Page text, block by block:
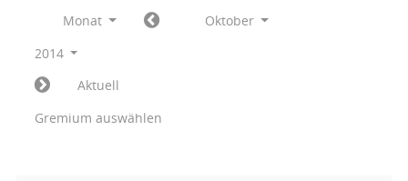
Monat
Oktober
2014
Aktuell
Gremium auswählen